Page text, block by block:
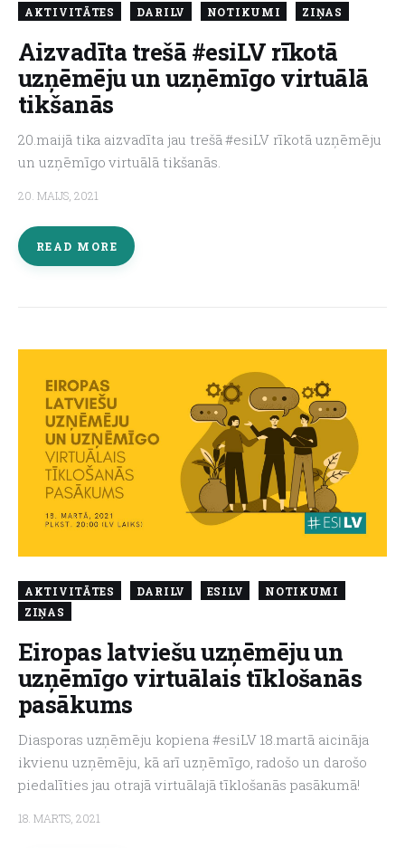
AKTIVITĀTES DARILV NOTIKUMI ZIŅAS
Aizvadīta trešā #esiLV rīkotā
uzņēmēju un uzņēmīgo virtuālā
tikšanās
20.maijā tika aizvadīta jau trešā #esiLV rīkotā uzņēmēju
un uzņēmīgo virtuālā tikšanās.
20. MAIJS, 2021
READ MORE
AKTIVITĀTES DARILV ESILV
NOTIKUMI
ZIŅAS
Eiropas latviešu uzņēmēju un
uzņēmīgo virtuālais tīklošanās
pasākums
Diasporas uzņēmēju kopiena #esiLV 18.martā aicināja
ikvienu uzņēmēju, kā arī uzņēmīgo, radošo un darošo
piedalīties jau otrajā virtuālajā tīklošanās pasākumā!
18. MARTS, 2021